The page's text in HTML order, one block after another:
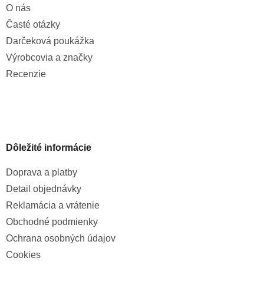
O nás
Časté otázky
Darčeková poukážka
Výrobcovia a značky
Recenzie
Dôležité informácie
Doprava a platby
Detail objednávky
Reklamácia a vrátenie
Obchodné podmienky
Ochrana osobných údajov
Cookies